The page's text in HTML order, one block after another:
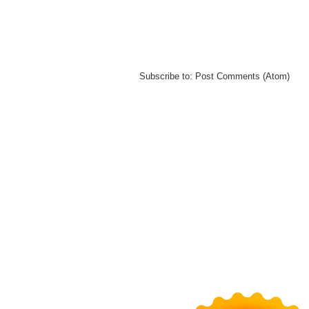
Subscribe to: Post Comments (Atom)